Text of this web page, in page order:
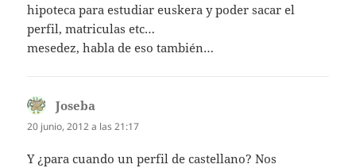
hipoteca para estudiar euskera y poder sacar el
perfil, matriculas etc…
mesedez, habla de eso también…
Joseba
20 junio, 2012 a las 21:17
Y ¿para cuando un perfil de castellano? Nos